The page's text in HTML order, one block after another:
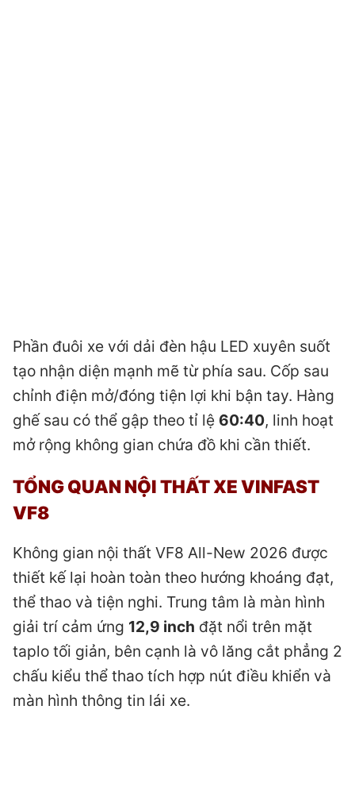
Phần đuôi xe với dải đèn hậu LED xuyên suốt
tạo nhận diện mạnh mẽ từ phía sau. Cốp sau
chỉnh điện mở/đóng tiện lợi khi bận tay. Hàng
ghế sau có thể gập theo tỉ lệ 60:40, linh hoạt
mở rộng không gian chứa đồ khi cần thiết.
TỔNG QUAN NỘI THẤT XE VINFAST
VF8
Không gian nội thất VF8 All-New 2026 được
thiết kế lại hoàn toàn theo hướng khoáng đạt,
thể thao và tiện nghi. Trung tâm là màn hình
giải trí cảm ứng 12,9 inch đặt nổi trên mặt
taplo tối giản, bên cạnh là vô lăng cắt phẳng 2
chấu kiểu thể thao tích hợp nút điều khiển và
màn hình thông tin lái xe.